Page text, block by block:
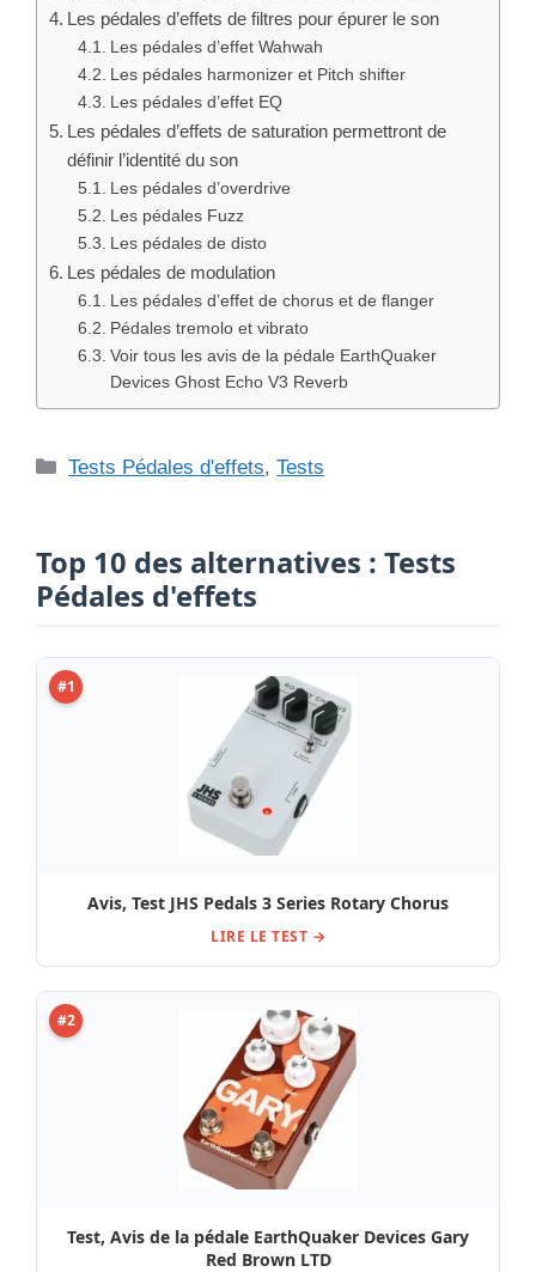
Les pédales d’effets de filtres pour épurer le son
Les pédales d’effet Wahwah
Les pédales harmonizer et Pitch shifter
Les pédales d’effet EQ
Les pédales d’effets de saturation permettront de
définir l’identité du son
Les pédales d’overdrive
Les pédales Fuzz
Les pédales de disto
Les pédales de modulation
Les pédales d’effet de chorus et de flanger
Pédales tremolo et vibrato
Voir tous les avis de la pédale EarthQuaker
Devices Ghost Echo V3 Reverb
Catégories
Tests Pédales d'effets,Tests
Top 10 des alternatives : Tests
Pédales d'effets
#1
Avis, Test JHS Pedals 3 Series Rotary Chorus
LIRE LE TEST →
#2
Test, Avis de la pédale EarthQuaker Devices Gary
Red Brown LTD